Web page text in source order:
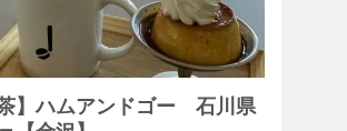
茶】ハムアンドゴー 石川県